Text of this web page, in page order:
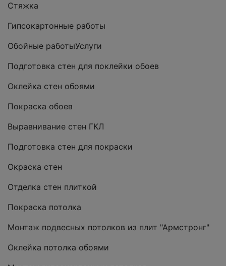
Стяжка
Гипсокартонные работы
Обойные работыУслуги
Подготовка стен для поклейки обоев
Оклейка стен обоями
Покраска обоев
Выравнивание стен ГКЛ
Подготовка стен для покраски
Окраска стен
Отделка стен плиткой
Покраска потолка
Монтаж подвесных потолков из плит "Армстронг"
Оклейка потолка обоями